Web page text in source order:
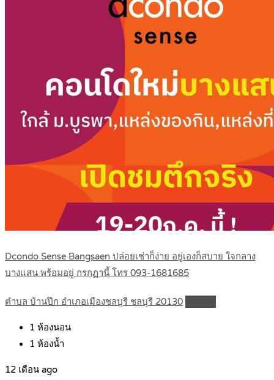
Dcondo Sense Bangsaen ปล่อยเช่าก็ง่าย อยู่เองก็สบาย ใจกลาง
บางแสน พร้อมอยู่ กรกฏานี้ โทร 093-1681685
ตำบล บ้านปึก อำเภอเมืองชลบุรี ชลบุรี 20130
1 ห้องนอน
1 ห้องน้ำ
12 เดือน ago